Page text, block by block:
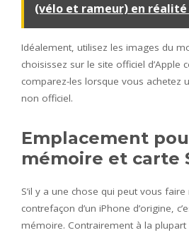
(vélo et rameur) en
Idéalement, utilisez les images du
choisissez sur le site officiel d’Apple
comparez-les lorsque vous achetez
non officiel.
Emplacement
mémoire et carte
S’il y a une chose qui peut vous
contrefaçon d’un iPhone d’origine,
mémoire. Contrairement à la